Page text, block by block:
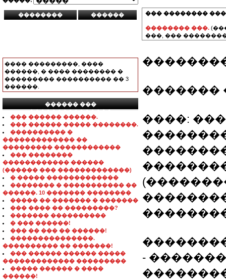
���� ���������, ����
������, � ���� �������� �
��������� ���������� �� 3
������.
������ ���
���������������
��� ������ ������.
��� ������ ����� ��������.
���������� �
������������� ��
��������� ������������
��� ��������
������������ ������
(������ ��� �������������)
� ����� �������������
�������� � ����������� ��
������. 10 ������� ��������
����� �� ������� � �������
��� ���� �� ���������?
������� ����������
� ��� ������!
��� �� ��� �� ������!
���������������.
���������� �� �������!
��� ������ ������ �����
������������� ���������
����� ������ � ����
������!
��� ��������
�������� ���.
���, ���
�������
����:
-